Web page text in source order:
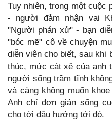
Tuy nhiên, trong một cuộc
- người đảm nhận vai
"Người phán xử" - bạn
"bóc mẽ" cô về chuyện
diễn viên cho biết, sau khi
thúc, mức cát xê của anh
người sống trầm tĩnh
và càng không muốn
Anh chỉ đơn giản sống
cho tới đâu hưởng tới đó.